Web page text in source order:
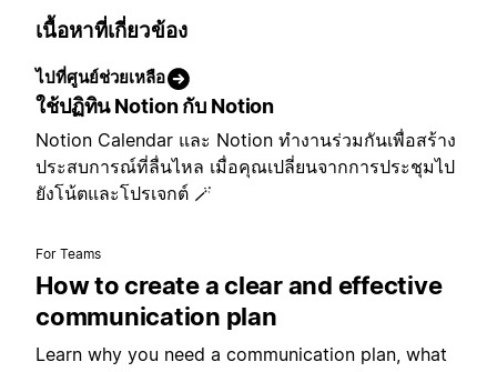
เนื้อหาที่เกี่ยวข้อง
ไปที่ศูนย์ช่วยเหลือ
ใช้ปฏิทิน Notion กับ Notion
Notion Calendar และ Notion ทำงานร่วมกันเพื่อสร้าง
ประสบการณ์ที่ลื่นไหล เมื่อคุณเปลี่ยนจากการประชุมไป
ยังโน้ตและโปรเจกต์ 🪄
For Teams
How to create a clear and effective
communication plan
Learn why you need a communication plan, what